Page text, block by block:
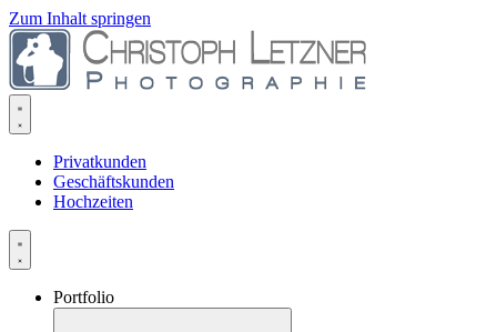
Zum Inhalt springen
Privatkunden
Geschäftskunden
Hochzeiten
Portfolio